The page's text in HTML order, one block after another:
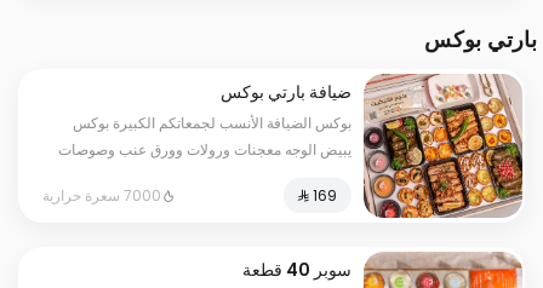
بارتي بوكس
ضيافة بارتي بوكس
بوكس الضيافة الأنسب لجمعاتكم الكبيرة بوكس
يبيض الوجه معجنات ورولات وورق عنب وصوصات
7000 سعرة حرارية
سوبر 40 قطعة